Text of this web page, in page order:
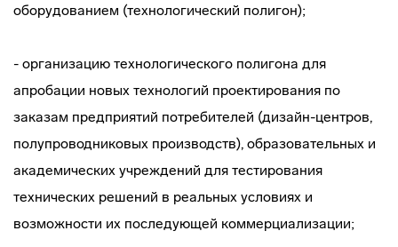
оборудованием (технологический полигон);
- организацию технологического полигона для
апробации новых технологий проектирования по
заказам предприятий потребителей (дизайн-центров,
полупроводниковых производств), образовательных и
академических учреждений для тестирования
технических решений в реальных условиях и
возможности их последующей коммерциализации;